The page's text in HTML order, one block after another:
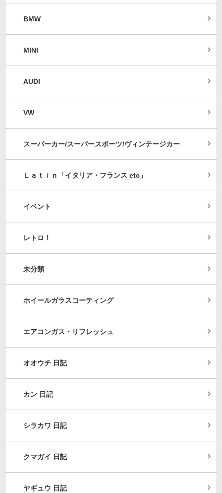
BMW
MINI
AUDI
VW
スーパーカー/スーパースポーツ/ヴィンテージカー
Ｌａｔｉｎ「イタリア・フランス etc」
イベント
レトロ！
未分類
ホイールガラスコーティング
エアコンガス・リフレッシュ
オオウチ 日記
カン 日記
シラカワ 日記
クマガイ 日記
ヤギュウ 日記